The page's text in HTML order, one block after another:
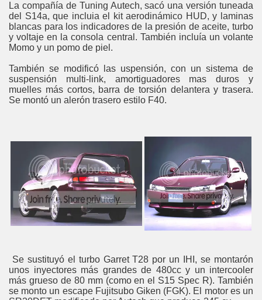
La compañía de Tuning Autech, sacó una versión tuneada
del S14a, que incluia el kit aerodinámico HUD, y laminas
blancas para los indicadores de la presión de aceite, turbo
y voltaje en la consola central. También incluía un volante
Momo y un pomo de piel.
También se modificó las uspensión, con un sistema de
suspensión multi-link, amortiguadores mas duros y
muelles más cortos, barra de torsión delantera y trasera.
Se montó un alerón trasero estilo F40.
Se sustituyó el turbo Garret T28 por un IHI, se montarón
unos inyectores más grandes de 480cc y un intercooler
más grueso de 80 mm (como en el S15 Spec R). También
se monto un escape Fujitsubo Giken (FGK). El motor es un